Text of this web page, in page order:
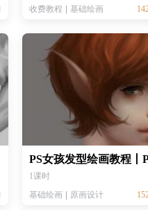
收费教程
基础绘画
1课时
基础绘画
原画设计